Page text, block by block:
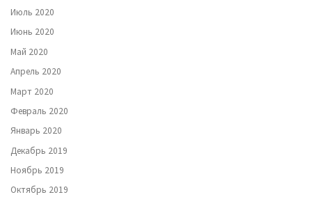
Июль 2020
Июнь 2020
Май 2020
Апрель 2020
Март 2020
Февраль 2020
Январь 2020
Декабрь 2019
Ноябрь 2019
Октябрь 2019